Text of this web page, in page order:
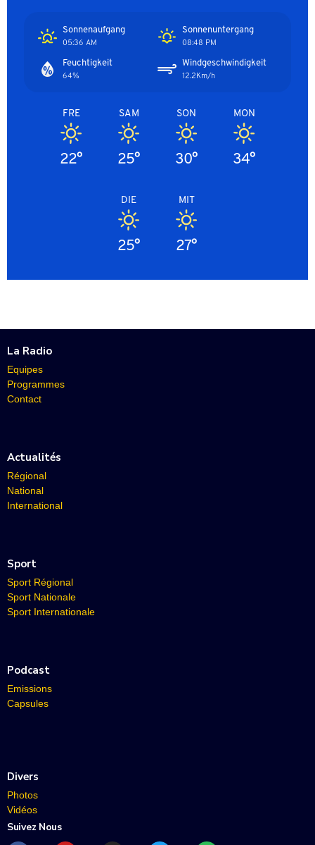
Sonnenaufgang
05:36 AM
Sonnenuntergang
08:48 PM
Feuchtigkeit
64%
Windgeschwindigkeit
12.2Km/h
FRE
22°
SAM
25°
SON
30°
MON
34°
DIE
25°
MIT
27°
La Radio
Equipes
Programmes
Contact
Actualités
Régional
National
International
Sport
Sport Régional
Sport Nationale
Sport Internationale
Podcast
Emissions
Capsules
Divers
Photos
Vidéos
Suivez Nous